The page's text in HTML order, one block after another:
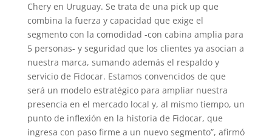
Chery en Uruguay. Se trata de una pick up que
combina la fuerza y capacidad que exige el
segmento con la comodidad -con cabina amplia para
5 personas- y seguridad que los clientes ya asocian a
nuestra marca, sumando además el respaldo y
servicio de Fidocar. Estamos convencidos de que
será un modelo estratégico para ampliar nuestra
presencia en el mercado local y, al mismo tiempo, un
punto de inflexión en la historia de Fidocar, que
ingresa con paso firme a un nuevo segmento”, afirmó